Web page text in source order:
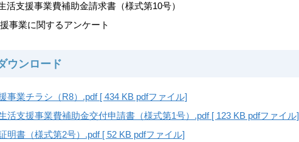
支援事業費補助金請求書（様式第10号）
事業に関するアンケート
ウンロード
事業チラシ（R8）.pdf [ 434 KB pdfファイル]
活支援事業費補助金交付申請書（様式第1号）.pdf [ 123 KB pdfファイル]
明書（様式第2号）.pdf [ 52 KB pdfファイル]